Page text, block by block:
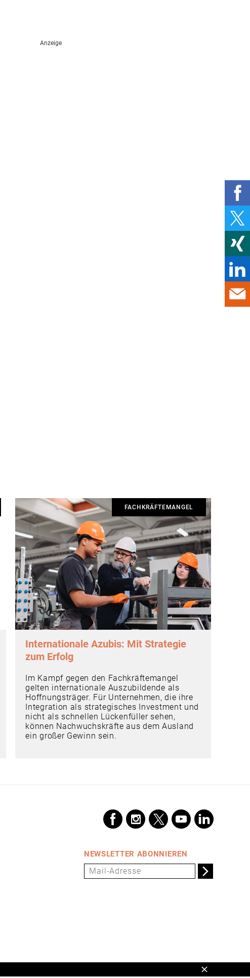
FACHKRÄFTEMANGEL
Internationale Azubis: Mit Strategie
zum Erfolg
Im Kampf gegen den Fachkräftemangel
gelten internationale Auszubildende als
Hoffnungsträger. Für Unternehmen, die ihre
Integration als strategisches Investment und
nicht als schnellen Lückenfüller sehen,
können Nachwuchskräfte aus dem Ausland
ein großer Gewinn sein.
NEWSLETTER ABONNIEREN
Schließen